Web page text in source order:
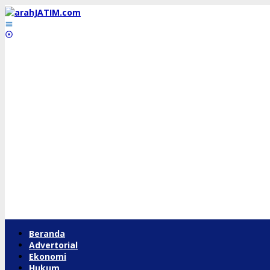
Lewati
ke
konten
Beranda
Advertorial
Ekonomi